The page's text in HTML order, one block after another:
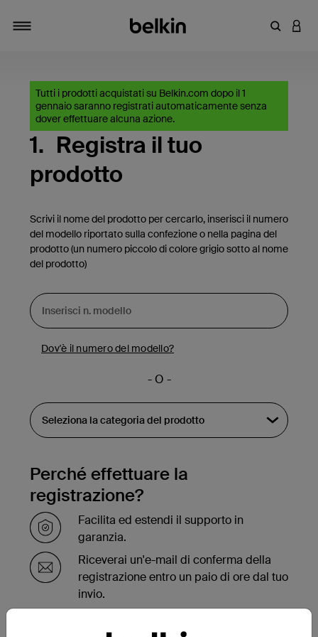
Inserisci
Tutti i prodotti acquistati su Belkin.com dopo il 1
gennaio saranno registrati automaticamente senza
dover effettuare alcuna azione.
1. Registra il tuo
prodotto
Scrivi il nome del prodotto per cercarlo, inserisci il numero
del modello riportato sulla confezione o nella pagina del
prodotto (un numero piccolo di colore grigio sotto al nome
del prodotto)
Dov'è il numero del modello?
- O -
Perché effettuare la
registrazione?
Facilita ed estendi il supporto in
garanzia.
Riceverai un'e-mail di conferma della
registrazione entro un paio di ore dal tuo
invio.
registrati sulla parte inferiore della